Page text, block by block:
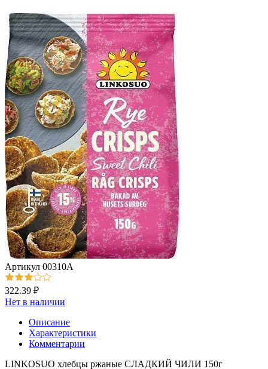
Артикул 00310А
322.39 ₽
Нет в наличии
Описание
Характеристики
Комментарии
LINKOSUO хлебцы ржаные СЛАДКИЙ ЧИЛИ 150г